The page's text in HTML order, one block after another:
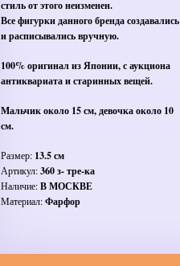
стиль от этого неизменен.
Все фигурки данного бренда создавались
и расписывались вручную.
100% оригинал из Японии, с аукциона
антиквариата и старинных вещей.
Мальчик около 15 см, девочка около 10
см.
Размер: 13.5 см
Артикул:360 з- тре-ка
Наличие:В МОСКВЕ
Материал:Фарфор